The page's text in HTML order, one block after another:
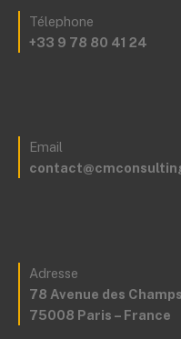
Télephone
+33 9 78 80 41 24
Email
Adresse
78 Avenue des
75008 Paris – France